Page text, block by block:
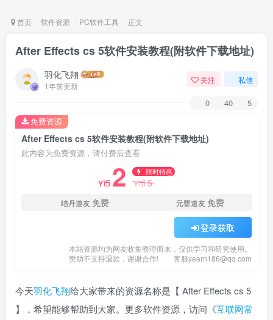
首页 软件资源 PC软件工具 正文
After Effects cs 5软件安装教程(附软件下载地址)
羽化飞翔
1年前更新
关注 私信
0 40 5
After Effects cs 5软件安装教程(附软件下载地址)
此内容为免费资源，请付费后查看
Y币 2 限时特惠
Y币5
结丹道友免费 元婴道友免费
登录获取
本站资源均为网友收集整理而来，仅供学习和研究使用。
赞助不支持退款，谢谢合作!
客服yearn186@qq.com
免费资源
今天羽化飞翔给大家带来的资源名称是【 After Effects cs 5
】，希望能够帮助到大家。更多软件资源，访问《互联网常